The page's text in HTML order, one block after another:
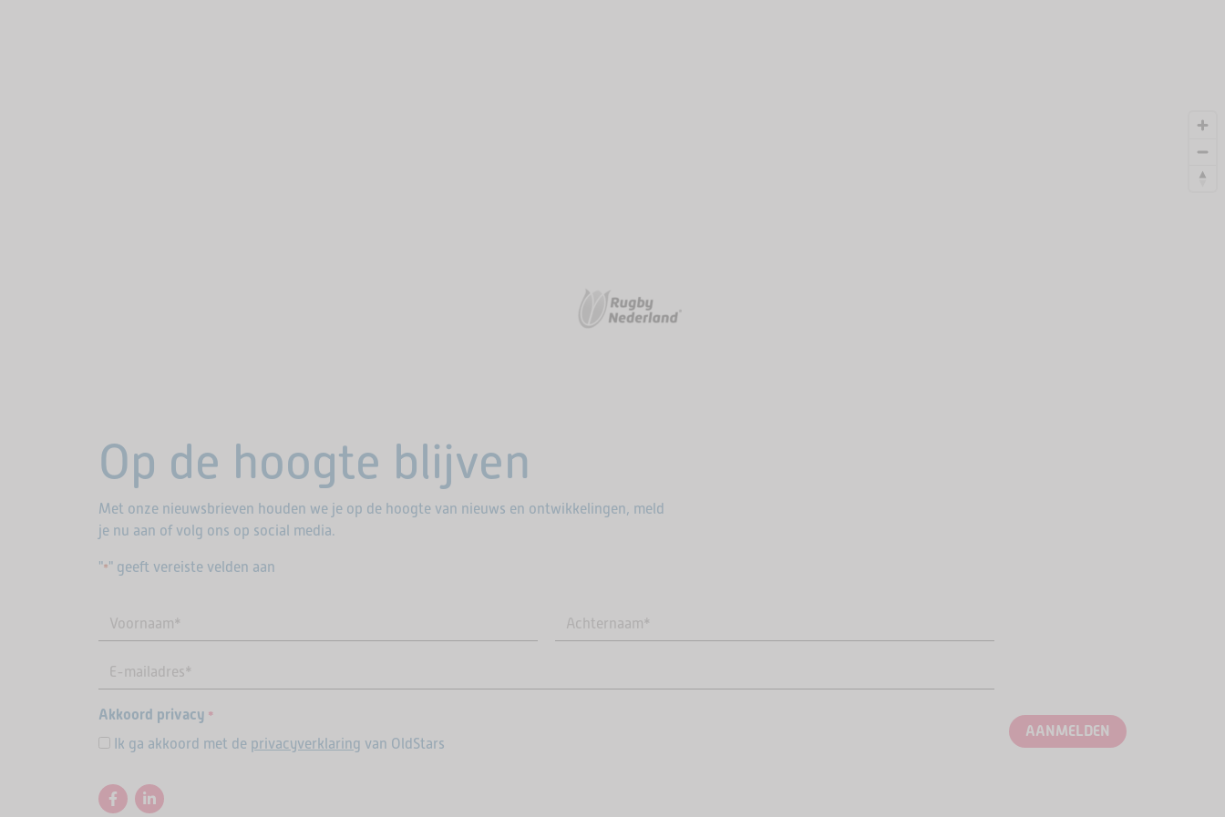
Op de hoogte blijven
Met onze nieuwsbrieven houden we je op de hoogte van nieuws en ontwikkelingen, meld
je nu aan of volg ons op social media.
"*" geeft vereiste velden aan
Akkoord privacy *
Ik ga akkoord met de privacyverklaring van OldStars